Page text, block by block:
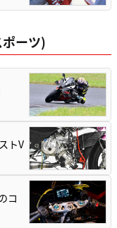
ーツ)
トV
コ